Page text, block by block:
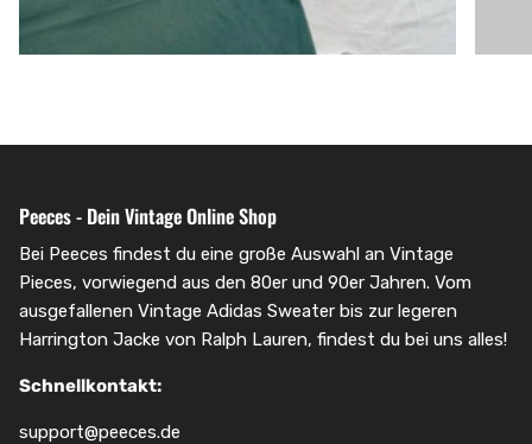
Peeces - Dein Vintage Online Shop
Bei Peeces findest du eine große Auswahl an Vintage
Pieces, vorwiegend aus den 80er und 90er Jahren. Vom
ausgefallenen Vintage Adidas Sweater bis zur legeren
Harrington Jacke von Ralph Lauren, findest du bei uns alles!
Schnellkontakt:
support@peeces.de